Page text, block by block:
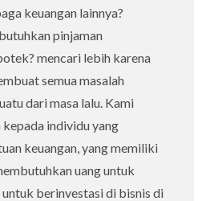
keuangan lainnya?
pinjaman
mencari lebih karena
semua masalah
dari masa lalu. Kami
individu yang
keuangan, yang memiliki
uang untuk
berinvestasi di bisnis di